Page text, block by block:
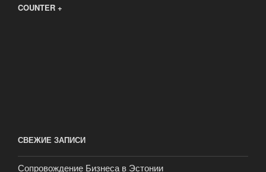
COUNTER +
СВЕЖИЕ ЗАПИСИ
Сопровождение Бизнеса в Эстонии